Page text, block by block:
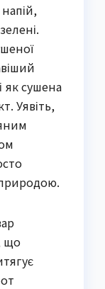
як сушена
Уявіть,
природою.
що